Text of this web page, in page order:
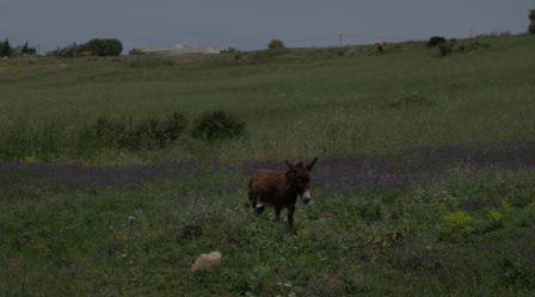
v
t
i
o
n